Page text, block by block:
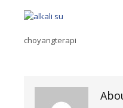
choyangterapi